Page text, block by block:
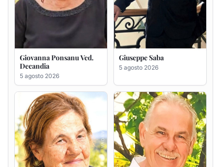
Giovanna Ponsanu Ved.
Decandia
5 agosto 2026
Giuseppe Saba
5 agosto 2026